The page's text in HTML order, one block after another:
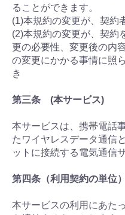
ることができます。
(1)本規約の変更が、契約
(2)本規約の変更が、契約
更の必要性、変更後の内
の変更にかかる事情に照
き
第三条 (本サービス)
本サービスは、携帯電話
たワイヤレスデータ通信
ットに接続する電気通信
第四条（利用契約の単位）
本サービスの利用にあた